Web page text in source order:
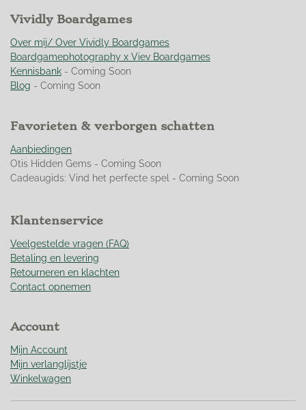
n
:
4
.
9
7
4
3
2
1
s
t
r
e
n
r
r
r
e
n
r
r
e
n
r
r
e
n
r
r
e
n
n
Vividly Boardgames
Over mij/ Over Vividly Boardgames
Boardgamephotography x Viev Boardgames
Kennisbank - Coming Soon
Blog - Coming Soon
Favorieten & verborgen schatten
Aanbiedingen
Otis Hidden Gems - Coming Soon
Cadeaugids: Vind het perfecte spel - Coming Soon
Klantenservice
Veelgestelde vragen (FAQ)
Betaling en levering
Retourneren en klachten
Contact opnemen
Account
Mijn Account
Mijn verlanglijstje
Winkelwagen